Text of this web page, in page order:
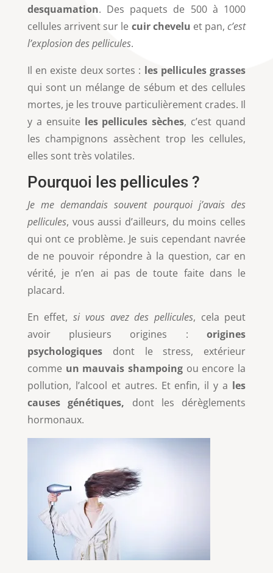
desquamation. Des paquets de 500 à 1000
cellules arrivent sur le cuir chevelu et pan,c’est
l’explosion des pellicules.
Il en existe deux sortes : les pellicules grasses
qui sont un mélange de sébum et des cellules
mortes, je les trouve particulièrement crades. Il
y a ensuite les pellicules sèches, c’est quand
les champignons assèchent trop les cellules,
elles sont très volatiles.
Pourquoi les pellicules ?
Je me demandais souvent pourquoi j’avais des
pellicules, vous aussi d’ailleurs, du moins celles
qui ont ce problème. Je suis cependant navrée
de ne pouvoir répondre à la question, car en
vérité, je n’en ai pas de toute faite dans le
placard.
En effet,si vous avez des pellicules, cela peut
avoir plusieurs origines :origines
psychologiques dont le stress, extérieur
comme un mauvais shampoing ou encore la
pollution, l’alcool et autres. Et enfin, il y a les
causes génétiques, dont les dérèglements
hormonaux.